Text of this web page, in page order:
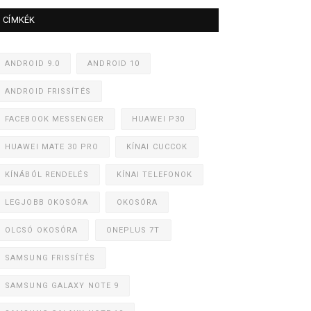
CÍMKÉK
ANDROID 9.0 ANDROID 10
ANDROID FRISSÍTÉS
FACEBOOK MESSENGER HUAWEI P30
HUAWEI MATE 30 PRO KÍNAI CUCCOK
KÍNÁBÓL RENDELÉS KÍNAI TELEFONOK
LEGJOBB OKOSÓRA OKOSÓRA
OLCSÓ OKOSÓRA ONEPLUS 7T
SAMSUNG FRISSÍTÉS
SAMSUNG GALAXY NOTE 9